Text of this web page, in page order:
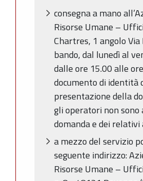
consegna a mano
Risorse Umane –
Chartres, 1 angolo
bando, dal lunedì al
dalle ore 15.00 alle
documento di identità
presentazione della
gli operatori non
domanda e dei
a mezzo del servizio
seguente indirizzo:
Risorse Umane –